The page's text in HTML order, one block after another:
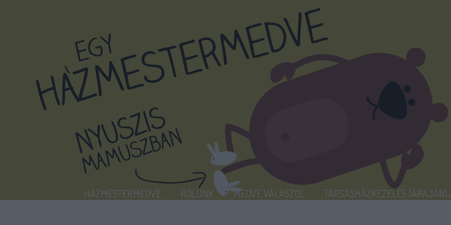
HÁZMESTERMEDVE RÓLUNK MEDVE VÁLASZOL TÁRSASHÁZKEZELÉS